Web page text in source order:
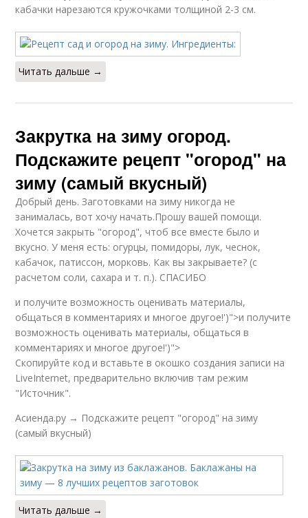
кабачки нарезаются кружочками толщиной 2-3 см.
Читать дальше →
Закрутка на зиму огород.
Подскажите рецепт "огород" на
зиму (самый вкусный)
Добрый день. Заготовками на зиму никогда не
занималась, вот хочу начать.Прошу вашей помощи.
Хочется закрыть "огород", чтоб все вместе было и
вкусно. У меня есть: огурцы, помидоры, лук, чеснок,
кабачок, патиссон, морковь. Как вы закрываете? (с
расчетом соли, сахара и т. п.). СПАСИБО
и получите возможность оценивать материалы,
общаться в комментариях и многое другое!')">и получите
возможность оценивать материалы, общаться в
комментариях и многое другое!')">
Скопируйте код и вставьте в окошко создания записи на
LiveInternet, предварительно включив там режим
"Источник".
Асиенда.ру → Подскажите рецепт "огород" на зиму
(самый вкусный)
Читать дальше →